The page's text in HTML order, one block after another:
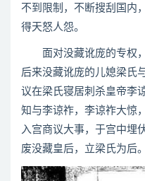
不到限制，不断搜刮国内
得天怒人怨。
面对没藏讹庞的专权，
后来没藏讹庞的儿媳梁氏
议在梁氏寝居刺杀皇帝李
知与李谅祚，李谅祚大惊
入宫商议大事，于宫中埋
废没藏皇后，立梁氏为后。